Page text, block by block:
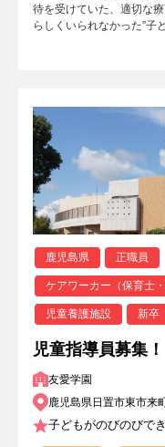
待を受けていた、適切な
らしくいられなかった”子
鹿児島県 正職員
ケアワーカー（保育士
児童養護施設 新卒
児童指導員募集！
友愛学園
鹿児島県日置市東市来
子どもがのびのびで